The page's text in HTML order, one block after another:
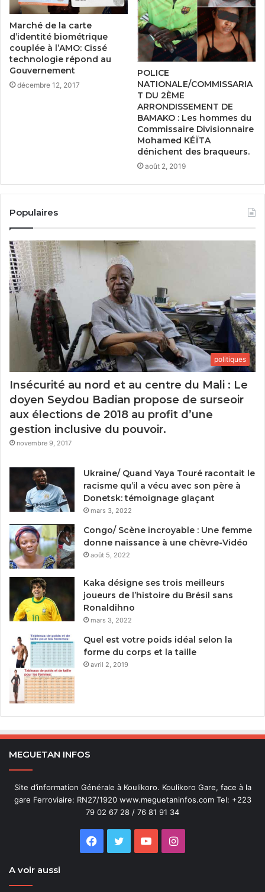
Marché de la carte
d’identité biométrique
couplée à l’AMO: Cissé
technologie répond au
Gouvernement
décembre 12, 2017
POLICE
NATIONALE/COMMISSARIA
T DU 2ÈME
ARRONDISSEMENT DE
BAMAKO : Les hommes du
Commissaire Divisionnaire
Mohamed KÉÏTA
dénichent des braqueurs.
août 2, 2019
Populaires
politiques
Insécurité au nord et au centre du Mali : Le
doyen Seydou Badian propose de surseoir
aux élections de 2018 au profit d’une
gestion inclusive du pouvoir.
novembre 9, 2017
Ukraine/ Quand Yaya Touré racontait le
racisme qu’il a vécu avec son père à
Donetsk: témoignage glaçant
mars 3, 2022
Congo/ Scène incroyable : Une femme
donne naissance à une chèvre-Vidéo
août 5, 2022
Kaka désigne ses trois meilleurs
joueurs de l’histoire du Brésil sans
Ronaldihno
mars 3, 2022
Quel est votre poids idéal selon la
forme du corps et la taille
avril 2, 2019
MEGUETAN INFOS
Site d’information Générale à Koulikoro. Koulikoro Gare, face à la
gare Ferroviaire: RN27/1920 www.meguetaninfos.com Tel: +223
79 02 67 28 / 76 81 91 34
Facebook
Twitter YouTubeInstagram
A voir aussi